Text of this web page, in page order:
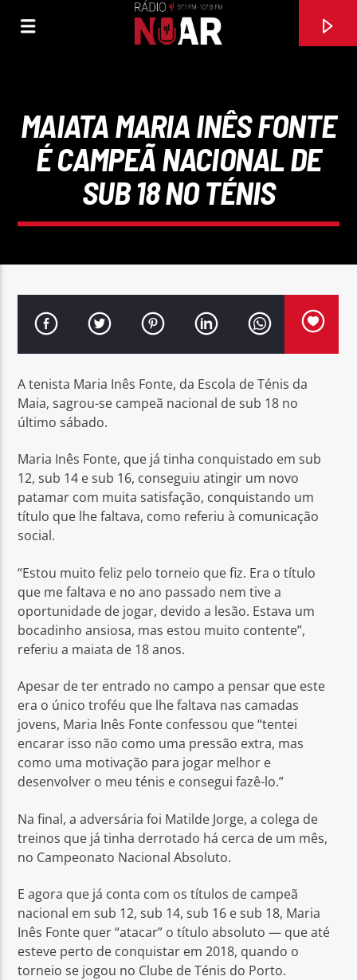
SAUDADES DESSA MENINA
Rádio No ar
MAIATA MARIA INÊS FONTE
É CAMPEÃ NACIONAL DE
SUB 18 NO TÉNIS
A tenista Maria Inês Fonte, da Escola de Ténis da
Maia, sagrou-se campeã nacional de sub 18 no
último sábado.
Maria Inês Fonte, que já tinha conquistado em sub
12, sub 14 e sub 16, conseguiu atingir um novo
patamar com muita satisfação, conquistando um
título que lhe faltava, como referiu à comunicação
social.
“Estou muito feliz pelo torneio que fiz. Era o título
que me faltava e no ano passado nem tive a
oportunidade de jogar, devido a lesão. Estava um
bocadinho ansiosa, mas estou muito contente”,
referiu a maiata de 18 anos.
Apesar de ter entrado no campo a pensar que este
era o único troféu que lhe faltava nas camadas
jovens, Maria Inês Fonte confessou que “tentei
encarar isso não como uma pressão extra, mas
como uma motivação para jogar melhor e
desenvolver o meu ténis e consegui fazê-lo.”
Na final, a adversária foi Matilde Jorge, a colega de
treinos que já tinha derrotado há cerca de um mês,
no Campeonato Nacional Absoluto.
E agora que já conta com os títulos de campeã
nacional em sub 12, sub 14, sub 16 e sub 18, Maria
Inês Fonte quer “atacar” o título absoluto — que até
esteve perto de conquistar em 2018, quando o
torneio se jogou no Clube de Ténis do Porto.